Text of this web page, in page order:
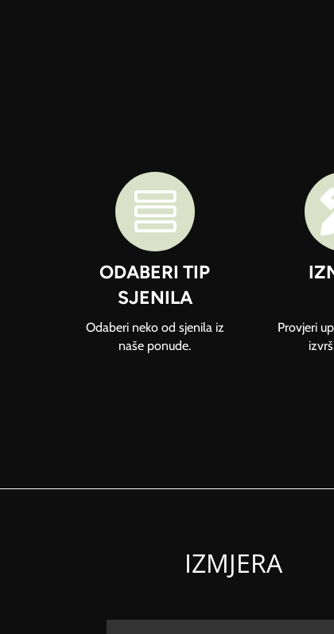

ODABERI TIP
SJENILA
Odaberi neko od sjenila iz
naše ponude.
Provjeri
IZMJERA